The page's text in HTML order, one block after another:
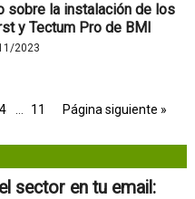
sobre la instalación de los
y Tectum Pro de BMI
2023
4 11 Página siguiente »
sector en tu email: